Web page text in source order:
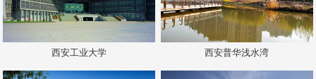
西安工业大学 西安普华浅水湾